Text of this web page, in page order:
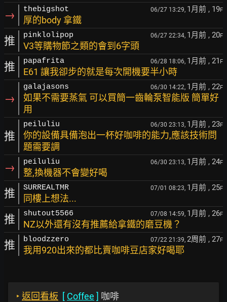
→ thebigshot 06/27 13:29, 1月前 , 19F
厚的body 拿鐵
推 pinklolipop 06/27 22:34, 1月前 , 20F
V3等購物節之類的會到6字頭
推 papafrita 06/28 18:06, 1月前 , 21 F
E61 讓我卻步的就是每次開機要半小時
→
galajasons 06/30 14:22, 1月前 , 22F
如果不需要蒸氣 可以買簡一齒輪泵智能版 簡單好
用
推
peiluliu 06/30 23:13, 1月前 , 23F
你的設備具備泡出一杯好咖啡的能力,應該技術問
題需要調
→ peiluliu 06/30 23:13, 1月前 , 24F
整,換機器不會變好喝
推 SURREALTMR 07/01 08:23, 1月前 , 25F
同樓上想法...
推 shutout5566 07/08 14:59, 1月前 , 26F
NZ以外還有沒有推薦給拿鐵的磨豆機？
推 bloodzzero 07/22 21:39, 2周前 , 27F
我用920出來的都比賣咖啡豆店家好喝耶
‣ 返回看板 [ Coffee ] 咖啡